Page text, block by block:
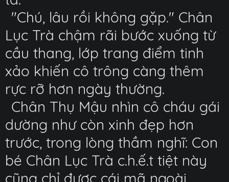
"Chú, lâu rồi không gặp." Chân
Lục Trà chậm rãi bước xuống từ
cầu thang, lớp trang điểm tinh
xảo khiến cô trông càng thêm
rực rỡ hơn ngày thường.
Chân Thụ Mậu nhìn cô cháu gái
dường như còn xinh đẹp hơn
trước, trong lòng thầm nghĩ: Con
bé Chân Lục Trà c.h.ế.t tiệt này
cũng chỉ được cái mã ngoài.